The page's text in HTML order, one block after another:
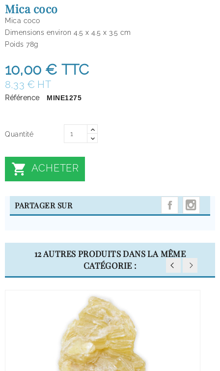
Mica coco
Mica coco
Dimensions environ 4.5 x 4.5 x 3.5 cm
Poids 78g
10,00 € TTC
8,33 € HT
Référence MINE1275
Quantité
 ACHETER
PARTAGER SUR
12 AUTRES PRODUITS DANS LA MÊME
CATÉGORIE :